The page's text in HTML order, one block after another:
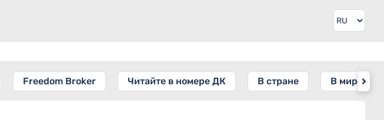
Freedom Broker Читайте в номере ДК В стране В мире